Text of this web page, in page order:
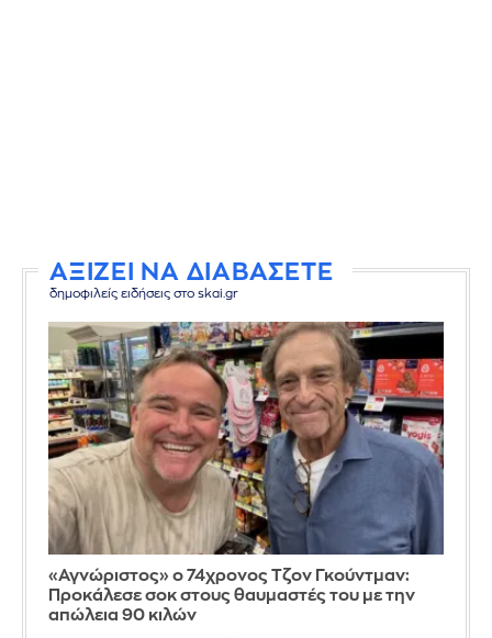
ΑΞΙΖΕΙ ΝΑ ΔΙΑΒΑΣΕΤΕ
δημοφιλείς ειδήσεις στο skai.gr
«Αγνώριστος» ο 74χρονος Τζον Γκούντμαν:
Προκάλεσε σοκ στους θαυμαστές του με την
απώλεια 90 κιλών